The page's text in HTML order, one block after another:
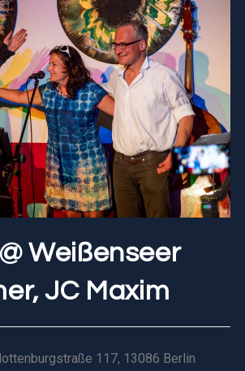
Weißenseer
JC Maxim
117, 13086 Berlin